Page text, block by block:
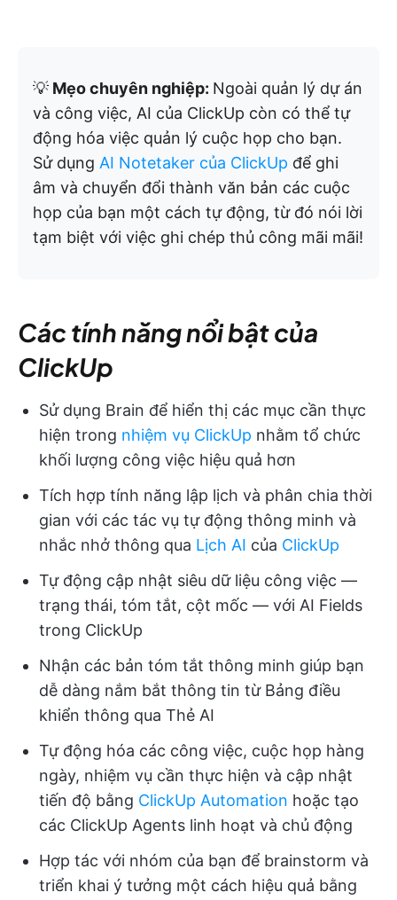
💡 Mẹo chuyên nghiệp: Ngoài quản lý dự án
và công việc, AI của ClickUp còn có thể tự
động hóa việc quản lý cuộc họp cho bạn.
Sử dụng AI Notetaker của ClickUp để ghi
âm và chuyển đổi thành văn bản các cuộc
họp của bạn một cách tự động, từ đó nói lời
tạm biệt với việc ghi chép thủ công mãi mãi!
Các tính năng nổi bật của
ClickUp
Sử dụng Brain để hiển thị các mục cần thực
hiện trong nhiệm vụ ClickUp nhằm tổ chức
khối lượng công việc hiệu quả hơn
Tích hợp tính năng lập lịch và phân chia thời
gian với các tác vụ tự động thông minh và
nhắc nhở thông qua Lịch AI của ClickUp
Tự động cập nhật siêu dữ liệu công việc —
trạng thái, tóm tắt, cột mốc — với AI Fields
trong ClickUp
Nhận các bản tóm tắt thông minh giúp bạn
dễ dàng nắm bắt thông tin từ Bảng điều
khiển thông qua Thẻ AI
Tự động hóa các công việc, cuộc họp hàng
ngày, nhiệm vụ cần thực hiện và cập nhật
tiến độ bằng ClickUp Automation hoặc tạo
các ClickUp Agents linh hoạt và chủ động
Hợp tác với nhóm của bạn để brainstorm và
triển khai ý tưởng một cách hiệu quả bằng